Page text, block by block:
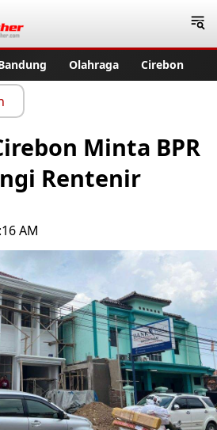
Olahraga Cirebon
Minta BPR
Rentenir
AM